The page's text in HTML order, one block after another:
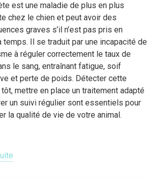
est une maladie de plus en plus
chez le chien et peut avoir des
graves s’il n’est pas pris en
temps. Il se traduit par une incapacité de
à réguler correctement le taux de
le sang, entraînant fatigue, soif
et perte de poids. Détecter cette
mettre en place un traitement adapté
un suivi régulier sont essentiels pour
la qualité de vie de votre animal.